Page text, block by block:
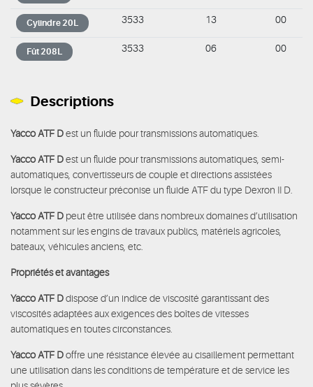
Cylindre 20L 3533 13 00
Fût 208L 3533 06 00
Descriptions
Yacco ATF Dest un fluide pour transmissions automatiques.
Yacco ATF Dest un fluide pour transmissions automatiques, semi-
automatiques, convertisseurs de couple et directions assistées
lorsque le constructeur préconise un fluide ATF du type Dexron II D.
Yacco ATF D peut être utilisée dans nombreux domaines d’utilisation
notamment sur les engins de travaux publics, matériels agricoles,
bateaux, véhicules anciens, etc.
Propriétés et avantages
Yacco ATF Ddispose d’un indice de viscosité garantissant des
viscosités adaptées aux exigences des boîtes de vitesses
automatiques en toutes circonstances.
Yacco ATF Doffre une résistance élevée au cisaillement permettant
une utilisation dans les conditions de température et de service les